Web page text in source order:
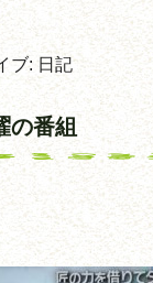
ブ: 日記
の番組